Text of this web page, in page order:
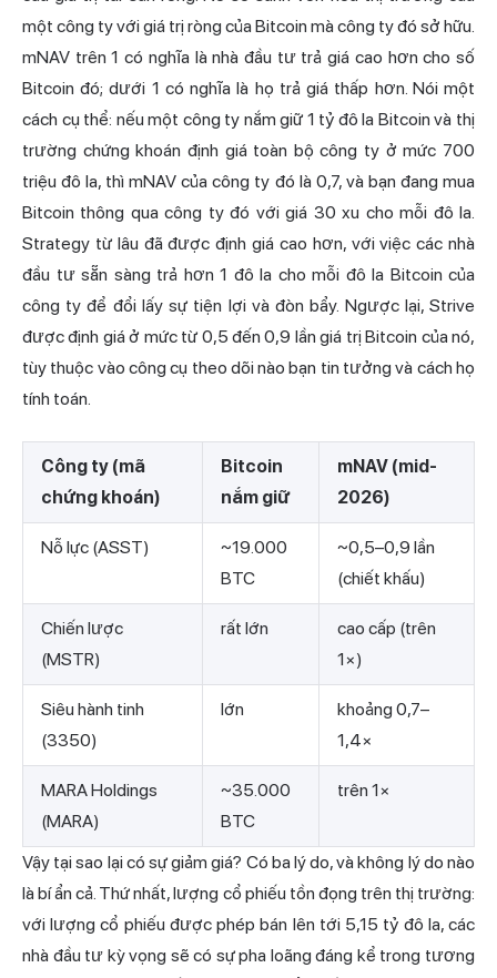
một công ty với giá trị ròng của Bitcoin mà công ty đó sở hữu.
mNAV trên 1 có nghĩa là nhà đầu tư trả giá cao hơn cho số
Bitcoin đó; dưới 1 có nghĩa là họ trả giá thấp hơn. Nói một
cách cụ thể: nếu một công ty nắm giữ 1 tỷ đô la Bitcoin và thị
trường chứng khoán định giá toàn bộ công ty ở mức 700
triệu đô la, thì mNAV của công ty đó là 0,7, và bạn đang mua
Bitcoin thông qua công ty đó với giá 30 xu cho mỗi đô la.
Strategy từ lâu đã được định giá cao hơn, với việc các nhà
đầu tư sẵn sàng trả hơn 1 đô la cho mỗi đô la Bitcoin của
công ty để đổi lấy sự tiện lợi và đòn bẩy. Ngược lại, Strive
được định giá ở mức từ 0,5 đến 0,9 lần giá trị Bitcoin của nó,
tùy thuộc vào công cụ theo dõi nào bạn tin tưởng và cách họ
tính toán.
Công ty (mã
chứng khoán)
Bitcoin
nắm giữ
mNAV (mid-
2026)
Nỗ lực (ASST)
~19.000
BTC
~0,5–0,9 lần
(chiết khấu)
Chiến lược
(MSTR)
rất lớn
cao cấp (trên
1×)
Siêu hành tinh
(3350)
lớn
khoảng 0,7–
1,4×
MARA Holdings
(MARA)
~35.000
BTC
trên 1×
Vậy tại sao lại có sự giảm giá? Có ba lý do, và không lý do nào
là bí ẩn cả. Thứ nhất, lượng cổ phiếu tồn đọng trên thị trường:
với lượng cổ phiếu được phép bán lên tới 5,15 tỷ đô la, các
nhà đầu tư kỳ vọng sẽ có sự pha loãng đáng kể trong tương